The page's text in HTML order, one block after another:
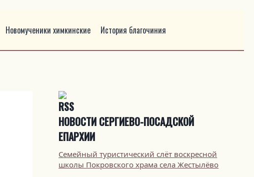
Новомученики химкинские История благочиния
НОВОСТИ СЕРГИЕВО-ПОСАДСКОЙ
ЕПАРХИИ
Семейный туристический слёт воскресной
школы Покровского храма села Жестылёво